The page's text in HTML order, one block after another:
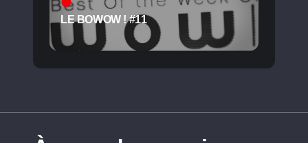
LE BOWOW ! #11